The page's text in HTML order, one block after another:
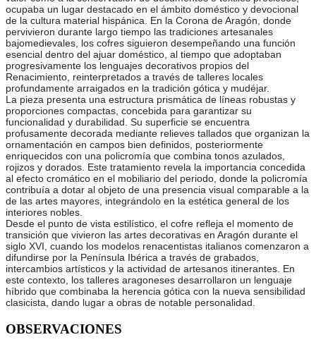
ocupaba un lugar destacado en el ámbito doméstico y devocional
de la cultura material hispánica. En la Corona de Aragón, donde
pervivieron durante largo tiempo las tradiciones artesanales
bajomedievales, los cofres siguieron desempeñando una función
esencial dentro del ajuar doméstico, al tiempo que adoptaban
progresivamente los lenguajes decorativos propios del
Renacimiento, reinterpretados a través de talleres locales
profundamente arraigados en la tradición gótica y mudéjar.
La pieza presenta una estructura prismática de líneas robustas y
proporciones compactas, concebida para garantizar su
funcionalidad y durabilidad. Su superficie se encuentra
profusamente decorada mediante relieves tallados que organizan la
ornamentación en campos bien definidos, posteriormente
enriquecidos con una policromía que combina tonos azulados,
rojizos y dorados. Este tratamiento revela la importancia concedida
al efecto cromático en el mobiliario del periodo, donde la policromía
contribuía a dotar al objeto de una presencia visual comparable a la
de las artes mayores, integrándolo en la estética general de los
interiores nobles.
Desde el punto de vista estilístico, el cofre refleja el momento de
transición que vivieron las artes decorativas en Aragón durante el
siglo XVI, cuando los modelos renacentistas italianos comenzaron a
difundirse por la Península Ibérica a través de grabados,
intercambios artísticos y la actividad de artesanos itinerantes. En
este contexto, los talleres aragoneses desarrollaron un lenguaje
híbrido que combinaba la herencia gótica con la nueva sensibilidad
clasicista, dando lugar a obras de notable personalidad.
OBSERVACIONES